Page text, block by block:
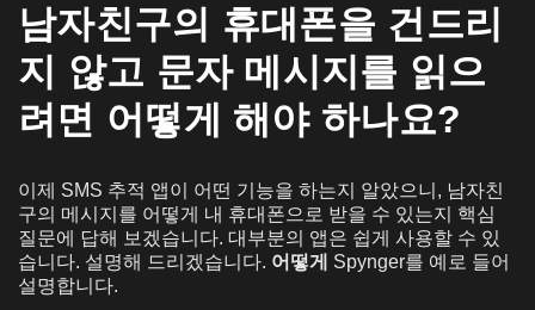
남자친구의 휴대폰을 건드리
지 않고 문자 메시지를 읽으
려면 어떻게 해야 하나요?
이제 SMS 추적 앱이 어떤 기능을 하는지 알았으니, 남자친
구의 메시지를 어떻게 내 휴대폰으로 받을 수 있는지 핵심
질문에 답해 보겠습니다. 대부분의 앱은 쉽게 사용할 수 있
습니다. 설명해 드리겠습니다. 어떻게 Spynger를 예로 들어
설명합니다.